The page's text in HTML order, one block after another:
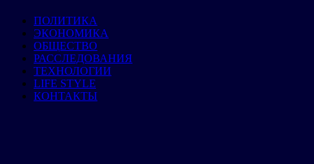
ПОЛИТИКА
ЭКОНОМИКА
ОБЩЕСТВО
РАССЛЕДОВАНИЯ
ТЕХНОЛОГИИ
LIFE STYLE
КОНТАКТЫ